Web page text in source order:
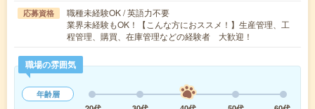
応募資格
職種未経験OK / 英語力不要
業界未経験もOK！【こんな方におススメ！】生産管理、工
程管理、購買、在庫管理などの経験者 大歓迎！
職場の雰囲気
年齢層